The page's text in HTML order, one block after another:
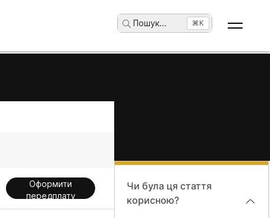
Пошук... ⌘K
Оформити
передплату
Чи була ця стаття
корисною?